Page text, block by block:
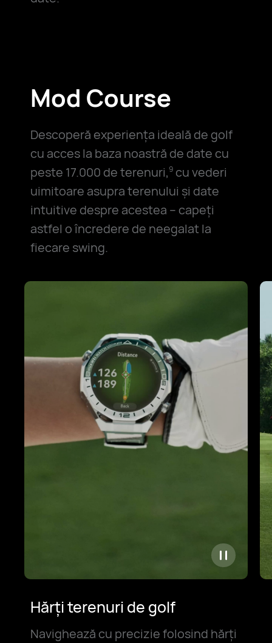
Mod Course
Descoperă experiența ideală de golf
cu acces la baza noastră de date cu
peste 17.000 de terenuri,9cu vederi
uimitoare asupra terenului și date
intuitive despre acestea – capeți
astfel o încredere de neegalat la
fiecare swing.
Hărți terenuri de golf
Navighează cu precizie folosind hărți